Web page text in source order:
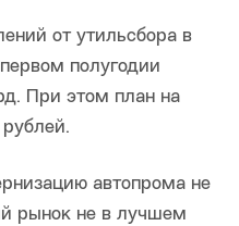
от утильсбора в
полугодии
При этом план на
автопрома не
рынок не в лучшем